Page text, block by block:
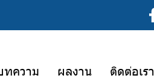
ทความ ผลงาน ติดต่อเรา